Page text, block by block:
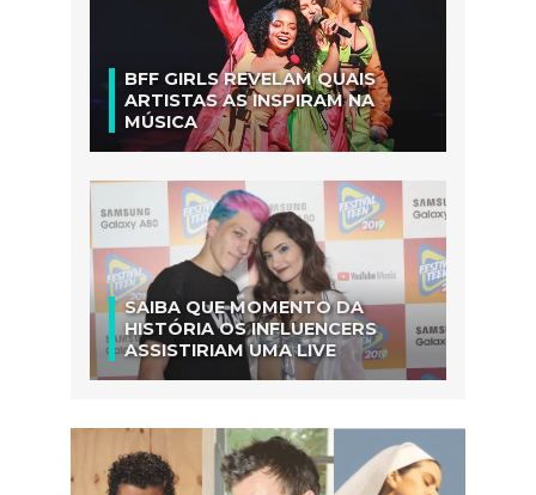
BFF GIRLS REVELAM QUAIS
ARTISTAS AS INSPIRAM NA
MÚSICA
SAIBA QUE MOMENTO DA
HISTÓRIA OS INFLUENCERS
ASSISTIRIAM UMA LIVE